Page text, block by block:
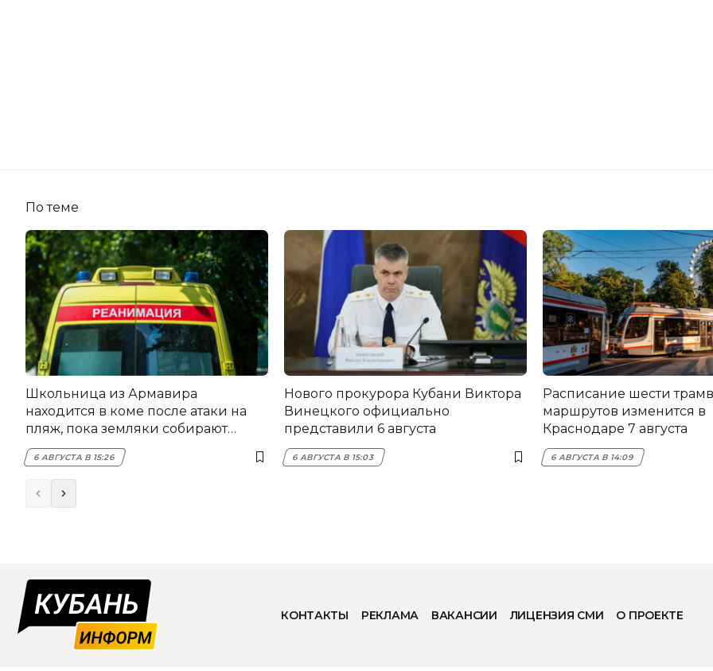
По теме
Школьница из Армавира
находится в коме после атаки на
пляж, пока земляки собирают
помощь
6 АВГУСТА В 15:26
Нового прокурора Кубани Виктора
Винецкого официально
представили 6 августа
6 АВГУСТА В 15:03
Расписание шести
маршрутов изменится в
Краснодаре 7 августа
6 АВГУСТА В 14:09
КОНТАКТЫ РЕКЛАМА ВАКАНСИИ ЛИЦЕНЗИЯ СМИ О ПРОЕКТЕ